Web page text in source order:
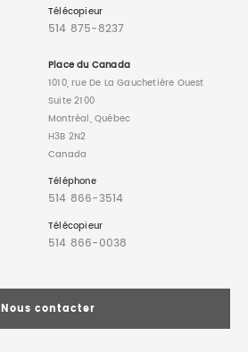
Télécopieur
514 875-8237
Place du Canada
1010, rue De La Gauchetière Ouest
Suite 2100
Montréal, Québec
H3B 2N2
Canada
Téléphone
514 866-3514
Télécopieur
514 866-0038
Nous contacter